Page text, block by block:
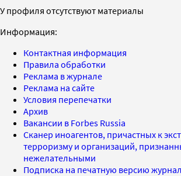
У профиля отсутствуют материалы
Информация:
Контактная информация
Правила обработки
Реклама в журнале
Реклама на сайте
Условия перепечатки
Архив
Вакансии в Forbes Russia
Сканер иноагентов, причастных к
терроризму и организаций,
нежелательными
Подписка на печатную версию